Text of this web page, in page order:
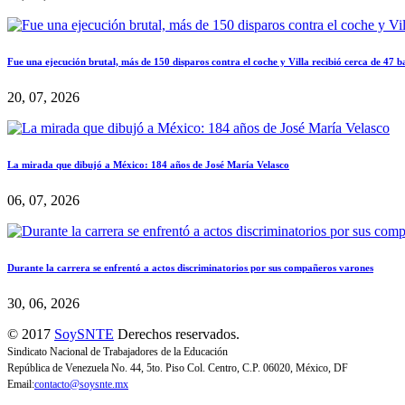
Fue una ejecución brutal, más de 150 disparos contra el coche y Villa recibió cerca de 47
20, 07, 2026
La mirada que dibujó a México: 184 años de José María Velasco
06, 07, 2026
Durante la carrera se enfrentó a actos discriminatorios por sus compañeros varones
30, 06, 2026
© 2017 SoySNTE Derechos reservados.
Sindicato Nacional de Trabajadores de la Educación
República de Venezuela No. 44, 5to. Piso Col. Centro, C.P. 06020, México, DF
Email:contacto@soysnte.mx